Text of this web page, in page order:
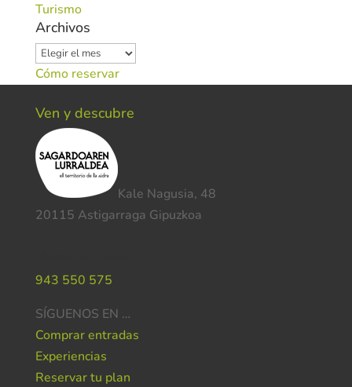
Turismo
Archivos
Archivos
Cómo reservar
Ven y descubre
Kale Nagusia, 48
20115 Astigarraga Gipuzkoa
943 550 575
SÍGUENOS EN …
Comprar entradas
Experiencias
Reservar tu plan